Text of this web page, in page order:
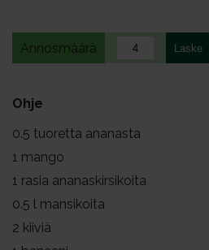
Annosmäärä
Ohje
0.5 tuoretta ananasta
1 mango
1 rasia ananaskirsikoita
0.5 l mansikoita
2 kiiviä